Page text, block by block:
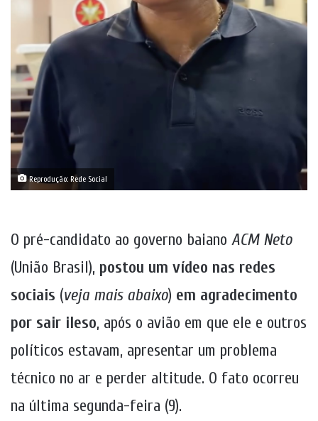
Reprodução: Rede Social
O pré-candidato ao governo baiano ACM Neto
(União Brasil), postou um vídeo nas redes
sociais (veja mais abaixo) em agradecimento
por sair ileso, após o avião em que ele e outros
políticos estavam, apresentar um problema
técnico no ar e perder altitude. O fato ocorreu
na última segunda-feira (9).